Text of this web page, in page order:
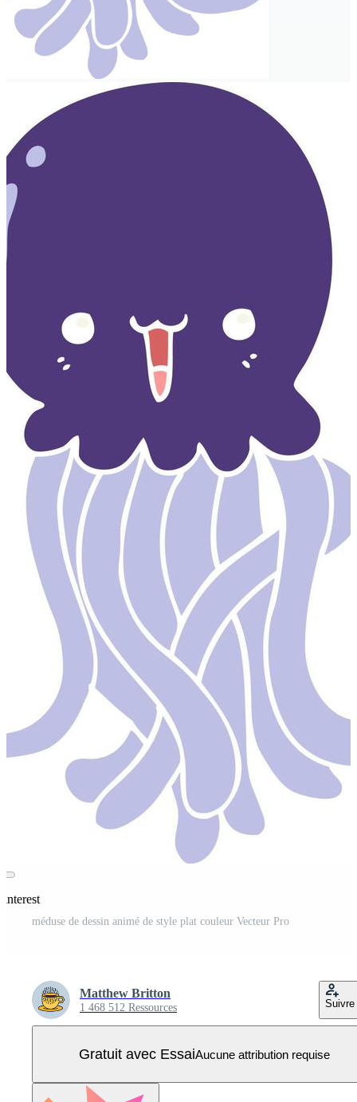
méduse de dessin animé de style plat couleur Vecteur Pro
Matthew Britton
1 468 512 Ressources Suivre
Gratuit avec EssaiAucune attribution requise